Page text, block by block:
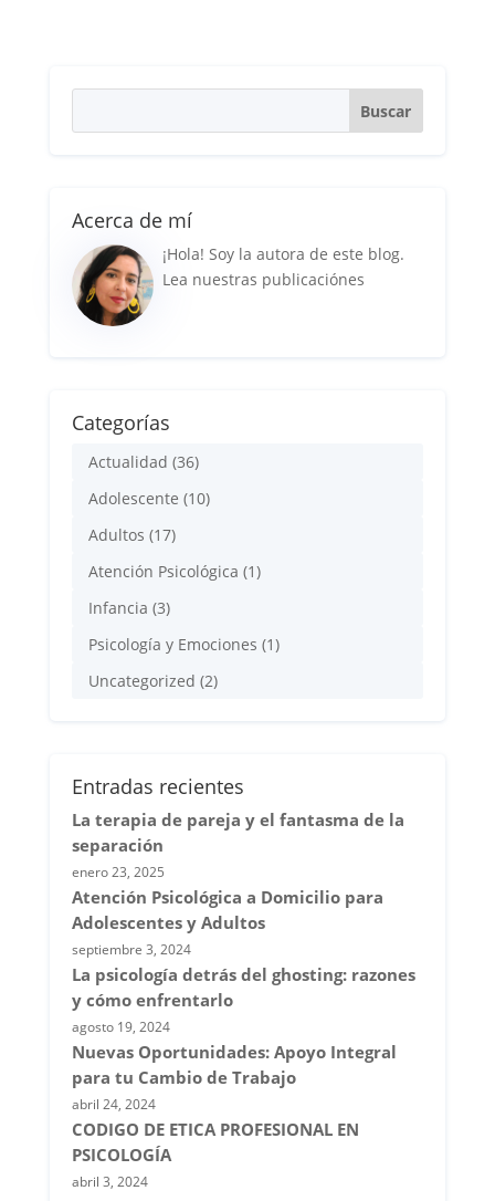
Acerca de mí
¡Hola! Soy la autora de este blog.
Lea nuestras publicaciónes
Categorías
Actualidad (36)
Adolescente (10)
Adultos (17)
Atención Psicológica (1)
Infancia (3)
Psicología y Emociones (1)
Uncategorized (2)
Entradas recientes
La terapia de pareja y el fantasma de la
separación
enero 23, 2025
Atención Psicológica a Domicilio para
Adolescentes y Adultos
septiembre 3, 2024
La psicología detrás del ghosting: razones
y cómo enfrentarlo
agosto 19, 2024
Nuevas Oportunidades: Apoyo Integral
para tu Cambio de Trabajo
abril 24, 2024
CODIGO DE ETICA PROFESIONAL EN
PSICOLOGÍA
abril 3, 2024